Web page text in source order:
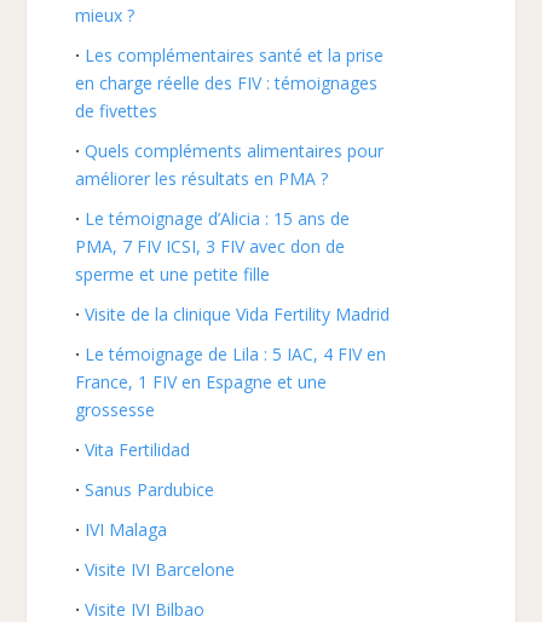
mieux ?
Les complémentaires santé et la prise
en charge réelle des FIV : témoignages
de fivettes
Quels compléments alimentaires pour
améliorer les résultats en PMA ?
Le témoignage d’Alicia : 15 ans de
PMA, 7 FIV ICSI, 3 FIV avec don de
sperme et une petite fille
Visite de la clinique Vida Fertility Madrid
Le témoignage de Lila : 5 IAC, 4 FIV en
France, 1 FIV en Espagne et une
grossesse
Vita Fertilidad
Sanus Pardubice
IVI Malaga
Visite IVI Barcelone
Visite IVI Bilbao